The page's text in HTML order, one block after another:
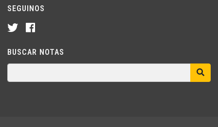
SEGUINOS
BUSCAR NOTAS